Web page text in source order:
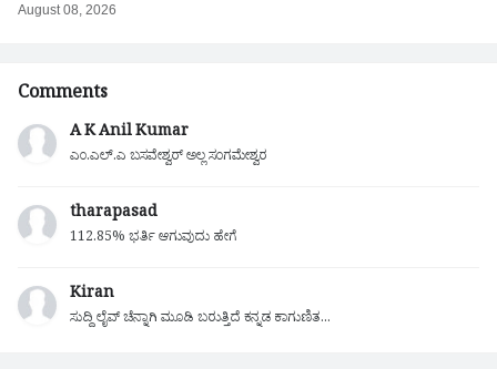
August 08, 2026
Comments
A K Anil Kumar
ಎಂ.ಎಲ್.ಎ ಬಸವೇಶ್ವರ್ ಅಲ್ಲ ಸಂಗಮೇಶ್ವರ
tharapasad
112.85% ಭರ್ತಿ ಆಗುವುದು ಹೇಗೆ
Kiran
ಸುದ್ದಿ ಲೈವ್ ಚೆನ್ನಾಗಿ ಮೂಡಿ ಬರುತ್ತಿದೆ ಕನ್ನಡ ಕಾಗುಣಿತ...